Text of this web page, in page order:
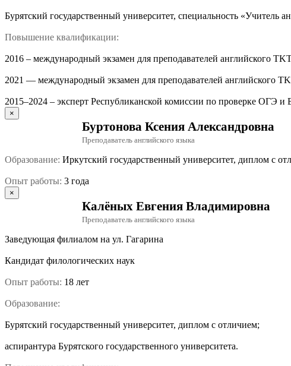
Бурятский государственный университет, специальность «Учитель
Повышение квалификации:
2016 – международный экзамен для преподавателей английского
2021 — международный экзамен для преподавателей английского
2015–2024 – эксперт Республиканской комиссии по проверке ОГЭ
×
Буртонова Ксения Александровна
Преподаватель английского языка
Образование: Иркутский государственный университет, диплом с
Опыт работы: 3 года
×
Калёных Евгения Владимировна
Преподаватель английского языка
Заведующая филиалом на ул. Гагарина
Кандидат филологических наук
Опыт работы: 18 лет
Образование:
Бурятский государственный университет, диплом с отличием;
аспирантура Бурятского государственного университета.